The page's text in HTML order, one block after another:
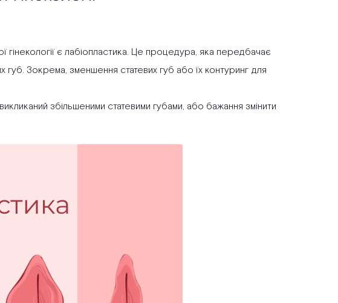
гінекології є лабіопластика. Це процедура, яка передбачає
Зокрема, зменшення статевих губ або їх контуринг для
збільшеними статевими губами, або бажання змінити